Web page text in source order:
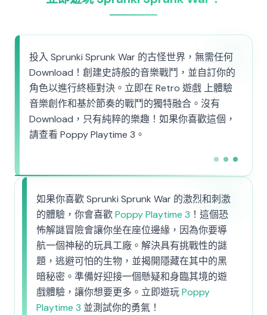
投入 Sprunki Sprunk War 的古怪世界，無需任何
Download！創建史詩般的音樂戰鬥，並自訂你的
角色以進行終極對決。立即在 Retro 遊戲 上體驗
音樂創作和基於節奏的戰鬥的獨特融合。沒有
Download，只有純粹的樂趣！如果你喜歡這個，
請查看 Poppy Playtime 3。
如果你喜歡 Sprunki Sprunk War 的激烈和刺激
的體驗，你會喜歡Poppy Playtime 3 ！這個恐
怖解謎冒險會讓你坐在座位邊緣，因為你要導
航一個神秘的玩具工廠。解決具有挑戰性的謎
題，逃避可怕的生物，並揭開隱藏在其中的黑
暗秘密。準備好迎接一個懸疑和身臨其境的遊
戲體驗，讓你想要更多。立即遊玩Poppy
Playtime 3 並測試你的勇氣！